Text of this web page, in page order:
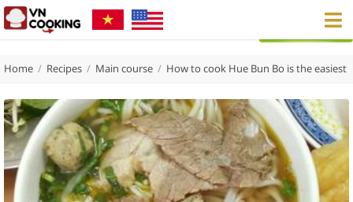
Home / Recipes / Main course / How to cook Hue Bun Bo is the easiest